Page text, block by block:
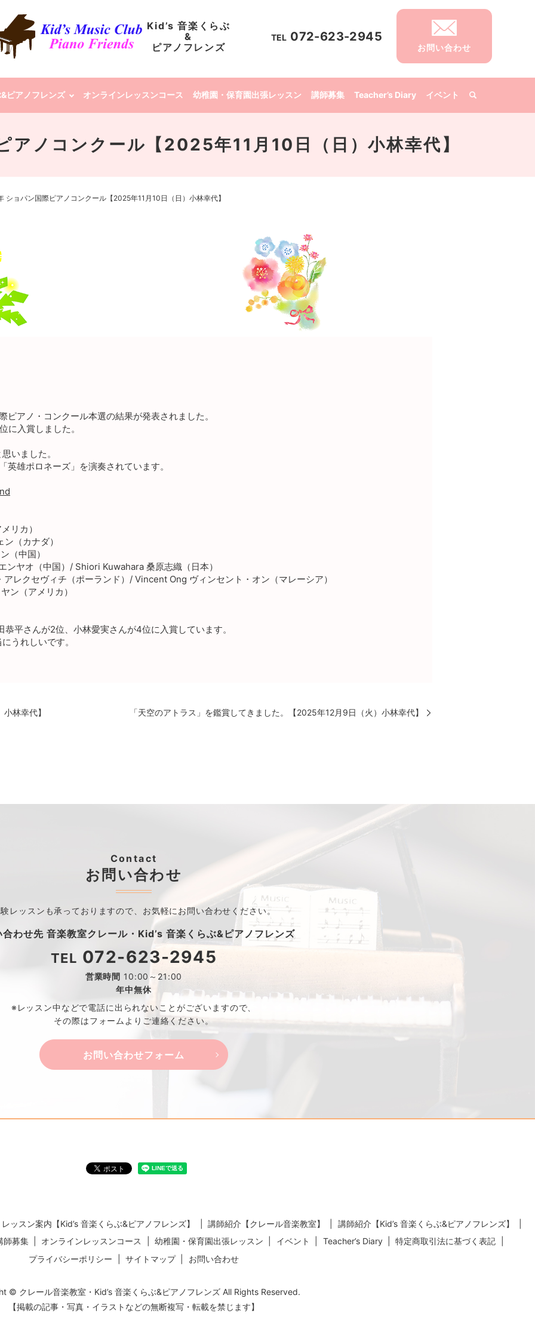
Kid’s 音楽くらぶ
&
ピアノフレンズ
ピアノフレンズ オンラインレッスンコース 幼稚園・保育園出張レッスン 講師募集 Teacher’s Diary イベント
TEL 072-623-2945
お問い合わせ
ノコンクール【2025年11月10日（日）小林幸代】
ショパン国際ピアノコンクール【2025年11月10日（日）小林幸代】
アノ・コンクール本選の結果が発表されました。
に入賞しました。
いました。
雄ポロネーズ」を演奏されています。
リカ）
（カナダ）
（中国）
ヤオ（中国）/ Shiori Kuwahara 桑原志織（日本）
クセヴィチ（ポーランド）/ Vincent Ong ヴィンセント・オン（マレーシア）
ン（アメリカ）
平さんが2位、小林愛実さんが4位に入賞しています。
うれしいです。
林幸代】 「天空のアトラス」を鑑賞してきました。【2025年12月9日（火）小林幸代】
Contact
お問い合わせ
レッスンも承っておりますので、 お気軽にお問い合わせください。
合わせ先 音楽教室クレール・ Kid’s 音楽くらぶ&ピアノフレンズ
TEL 072-623-2945
営業時間 10:00～21:00
年中無休
※レッスン中などで電話に出られないことがございますので、
その際はフォームよりご連絡ください。
お問い合わせフォーム
レッスン案内【Kid’s 音楽くらぶ&ピアノフレンズ】 講師紹介【クレール音楽教室】
講師紹介【Kid’s 音楽くらぶ&ピアノフレンズ】
師募集
オンラインレッスンコース 幼稚園・保育園出張レッスン イベント Teacher’s Diary
特定商取引法に基づく表記
プライバシーポリシー
サイトマップ お問い合わせ
© クレール音楽教室・Kid’s 音楽くらぶ&ピアノフレンズ All Rights Reserved.
【掲載の記事・写真・イラストなどの無断複写・転載を禁じます】